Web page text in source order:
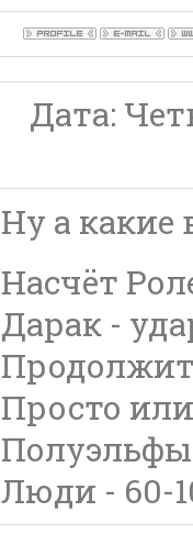
Дата:
Ну а какие
Насчёт
Дарак -
Просто
Полуэльфы
Люди - 60-